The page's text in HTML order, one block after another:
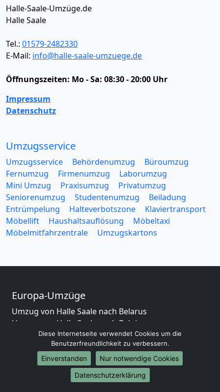
Halle-Saale-Umzüge.de
Halle Saale
Tel.: 01579-2482330
E-Mail: info@halle-saale-umzuege.de
Öffnungszeiten: Mo - Sa: 08:30 - 20:00 Uhr
Impressum
Datenschutz
Umzugsservice
Umzugsservice Behördenumzug
Büroumzug
Fernumzug
Firmenumzug
Laborumzug
Mini Umzug
Praxisumzug
Privatumzug
Seniorenumzug
Studentenumzug
Beiladung
Entrümpelung
Halteverbotszone
Klaviertransport
Möbellift
Haushaltsauflösung
Möbeltaxi
Möbelmitfahrzentrale
Umzugskartons
Europa-Umzüge
Umzug von Halle Saale nach Belarus
Umzug von Halle Saale nach Belgien
Umzug von Halle Saale nach Bulgarien
Umzug von Halle Saale nach Dänemark
Umzug von Halle Saale nach England
Umzug von Halle Saale nach Portugal
Umzug von Halle Saale nach Bosnien
Diese Internetseite verwendet Cookies um die
Benutzerfreundlichkeit zu verbessern.
Einverstanden
Nur notwendige Cookies
Datenschutzerklärung